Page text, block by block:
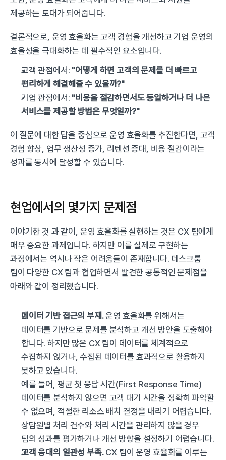
제공하는 토대가 되어줍니다.
결론적으로, 운영 효율화는 고객 경험을 개선하고 기업 운영의
효율성을 극대화하는 데 필수적인 요소입니다.
고객 관점에서: "어떻게 하면 고객의 문제를 더 빠르고
편리하게 해결해줄 수 있을까?"
기업 관점에서: "비용을 절감하면서도 동일하거나 더 나은
서비스를 제공할 방법은 무엇일까?"
이 질문에 대한 답을 중심으로 운영 효율화를 추진한다면, 고객
경험 향상, 업무 생산성 증가, 리텐션 증대, 비용 절감이라는
성과를 동시에 달성할 수 있습니다.
현업에서의 몇가지 문제점
이야기한 것 과 같이, 운영 효율화를 실현하는 것은 CX 팀에게
매우 중요한 과제입니다. 하지만 이를 실제로 구현하는
과정에서는 역시나 작은 어려움들이 존재합니다. 데스크룸
팀이 다양한 CX 팀과 협업하면서 발견한 공통적인 문제점을
아래와 같이 정리했습니다.
데이터 기반 접근의 부재. 운영 효율화를 위해서는
데이터를 기반으로 문제를 분석하고 개선 방안을 도출해야
합니다. 하지만 많은 CX 팀이 데이터를 체계적으로
수집하지 않거나, 수집된 데이터를 효과적으로 활용하지
못하고 있습니다.
예를 들어, 평균 첫 응답 시간(First Response Time)
데이터를 분석하지 않으면 고객 대기 시간을 정확히 파악할
수 없으며, 적절한 리소스 배치 결정을 내리기 어렵습니다.
상담원별 처리 건수와 처리 시간을 관리하지 않을 경우
팀의 성과를 평가하거나 개선 방향을 설정하기 어렵습니다.
고객 응대의 일관성 부족. CX 팀이 운영 효율화를 이루는